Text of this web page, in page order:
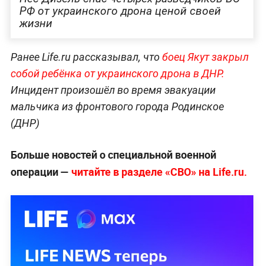
РФ от украинского дрона ценой своей
жизни
Ранее Life.ru рассказывал, чтобоец Якут закрыл
собой ребёнка от украинского дрона в ДНР.
Инцидент произошёл во время эвакуации
мальчика из фронтового города Родинское
(ДНР)
Больше новостей о специальной военной
операции — читайте в разделе «СВО» на Life.ru.